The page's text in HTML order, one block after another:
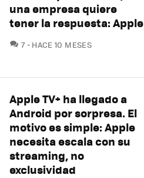
una empresa quiere
tener la respuesta: Apple
7COMENTARIOS
HACE 10 MESES
Apple TV+ ha llegado a
Android por sorpresa. El
motivo es simple: Apple
necesita escala con su
streaming, no
exclusividad